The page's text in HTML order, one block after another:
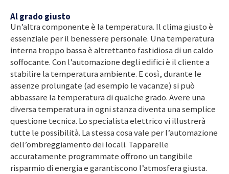
Al grado giusto
Un’altra componente è la temperatura. Il clima giusto è
essenziale per il benessere personale. Una temperatura
interna troppo bassa è altrettanto fastidiosa di un caldo
soffocante. Con l’automazione degli edifici è il cliente a
stabilire la temperatura ambiente. E così, durante le
assenze prolungate (ad esempio le vacanze) si può
abbassare la temperatura di qualche grado. Avere una
diversa temperatura in ogni stanza diventa una semplice
questione tecnica. Lo specialista elettrico vi illustrerà
tutte le possibilità. La stessa cosa vale per l’automazione
dell’ombreggiamento dei locali. Tapparelle
accuratamente programmate offrono un tangibile
risparmio di energia e garantiscono l’atmosfera giusta.